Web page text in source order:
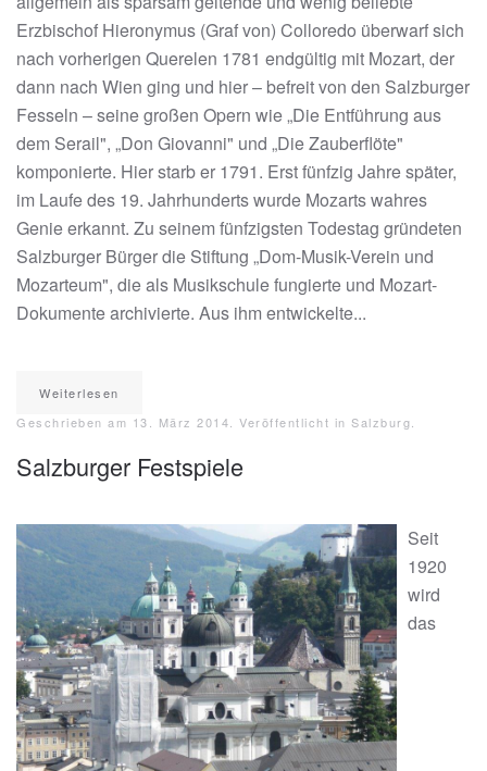
Erzbischof Hieronymus (Graf von) Colloredo überwarf sich
nach vorherigen Querelen 1781 endgültig mit Mozart, der
dann nach Wien ging und hier – befreit von den Salzburger
Fesseln – seine großen Opern wie „Die Entführung aus
dem Serail", „Don Giovanni" und „Die Zauberflöte"
komponierte. Hier starb er 1791. Erst fünfzig Jahre später,
im Laufe des 19. Jahrhunderts wurde Mozarts wahres
Genie erkannt. Zu seinem fünfzigsten Todestag gründeten
Salzburger Bürger die Stiftung „Dom-Musik-Verein und
Mozarteum", die als Musikschule fungierte und Mozart-
Dokumente archivierte. Aus ihm entwickelte...
Weiterlesen
Geschrieben am 13. März 2014 . Veröffentlicht in Salzburg
Salzburger Festspiele
Seit
1920
wird
das